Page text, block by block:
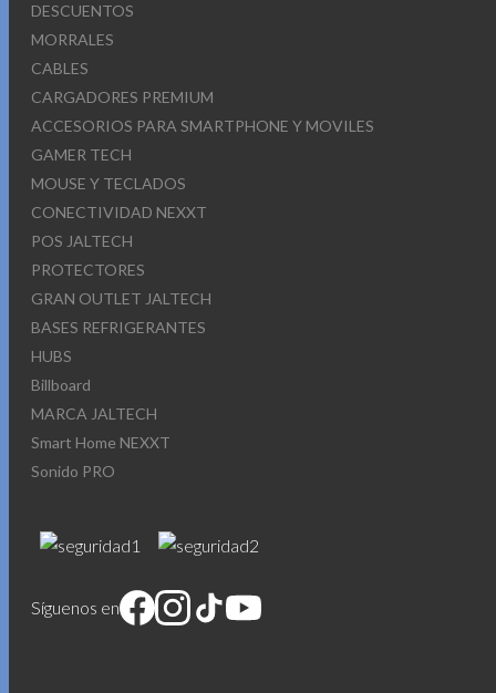
DESCUENTOS
MORRALES
CABLES
CARGADORES PREMIUM
ACCESORIOS PARA SMARTPHONE Y MOVILES
GAMER TECH
MOUSE Y TECLADOS
CONECTIVIDAD NEXXT
POS JALTECH
PROTECTORES
GRAN OUTLET JALTECH
BASES REFRIGERANTES
HUBS
Billboard
MARCA JALTECH
Smart Home NEXXT
Sonido PRO
Síguenos en